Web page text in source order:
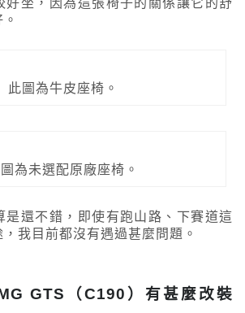
好坐，因為這張椅子的關係讓它的舒
此圖為牛皮座椅。
為未選配原廠座椅。
是還不錯，即使有跑山路、下賽道這
我目前都沒有遇過甚麼問題。
GTS（C190）有甚麼改裝